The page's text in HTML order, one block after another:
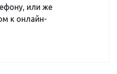
или же
к онлайн-